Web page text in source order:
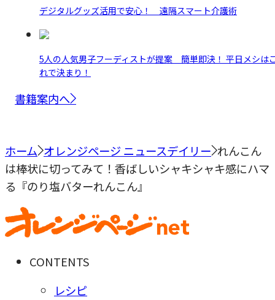
デジタルグッズ活用で安心！ 遠隔スマート介護術
5人の人気男子フーディストが提案 簡単即決！ 平日メシは
れで決まり！
書籍案内へ
ホーム オレンジページ ニュースデイリー れんこん
は棒状に切ってみて！香ばしいシャキシャキ感にハマ
る『のり塩バターれんこん』
CONTENTS
レシピ